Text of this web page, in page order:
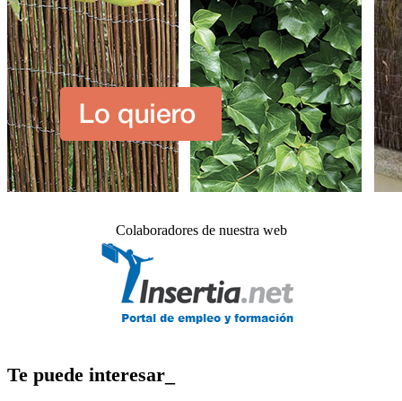
Colaboradores de nuestra web
Te puede interesar_